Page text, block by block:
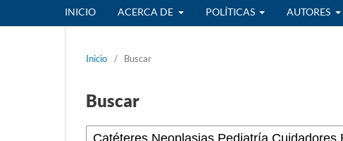
INICIO ACERCA DE POLÍTICAS AUTORES
Inicio / Buscar
Buscar